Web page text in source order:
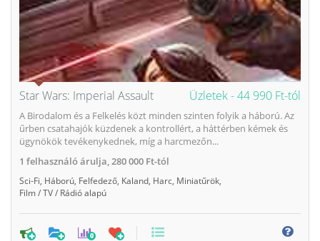
Üzletek -44 990 Ft-tól
Star Wars: Imperial Assault
A Birodalom és a Felkelés közt minden szinten folyik a háború. Az
űrben csatahajók küzdenek a kontrollért, a háttérben kémek és
ügynökök tevékenykednek, míg a harcmezőn...
1 felhasználó árulja,280 000 Ft-tól
Sci-Fi, Háború, Felfedező, Kaland, Harc, Miniatűrök,
Film / TV / Rádió alapú
0